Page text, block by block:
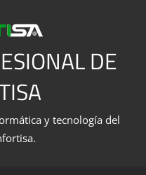
DE
y tecnología del